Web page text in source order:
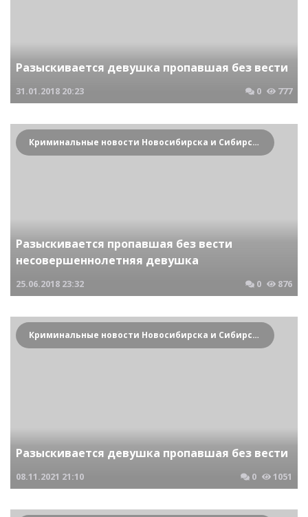
Разыскивается девушка пропавшая без вести
31.01.2018 20:23 0 777
Криминальные новости Новосибирска и Сибирского региона
Разыскивается пропавшая без вести
несовершеннолетняя девушка
25.06.2018 23:32 0 876
Криминальные новости Новосибирска и Сибирского региона
Разыскивается девушка пропавшая без вести
08.11.2021 21:10 0 1051